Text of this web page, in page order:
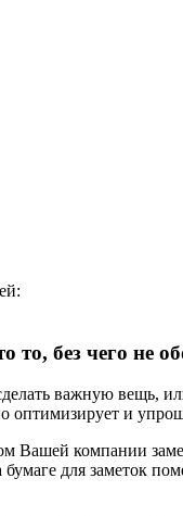
то, без чего не
важную вещь,
оптимизирует и
Вашей компании
бумаге для заметок